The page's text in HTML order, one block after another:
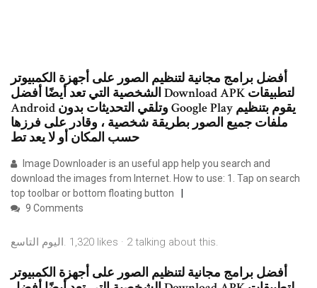
أفضل برامج مجانية لتنظيم الصور على أجهزة الكمبيوتر
الشخصية التي تعد أيضًا أفضل Download APK لتطبيقات
Android وتلقي التحديثات بدون Google Play يقوم بتنظيم
ملفات جميع الصور بطريقة شخصية ، وقادر على فرزها
حسب المكان أو لا يعد تط
Image Downloader is an useful app help you search and
download the images from Internet. How to use: 1. Tap on search
top toolbar or bottom floating button
9 Comments
‎اليوم التاسع‎. 1,320 likes · 2 talking about this.
أفضل برامج مجانية لتنظيم الصور على أجهزة الكمبيوتر